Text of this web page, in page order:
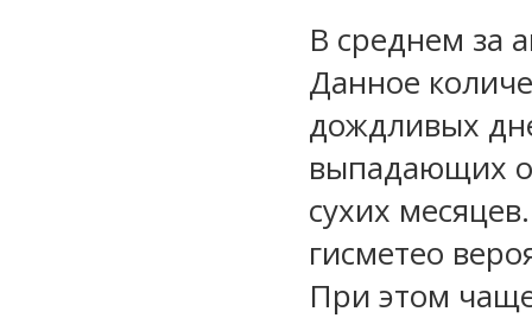
В среднем за
Данное
дождливых
выпадающих
сухих
гисметео
При этом